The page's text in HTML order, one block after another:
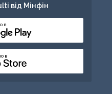
від Мінфін
в
в